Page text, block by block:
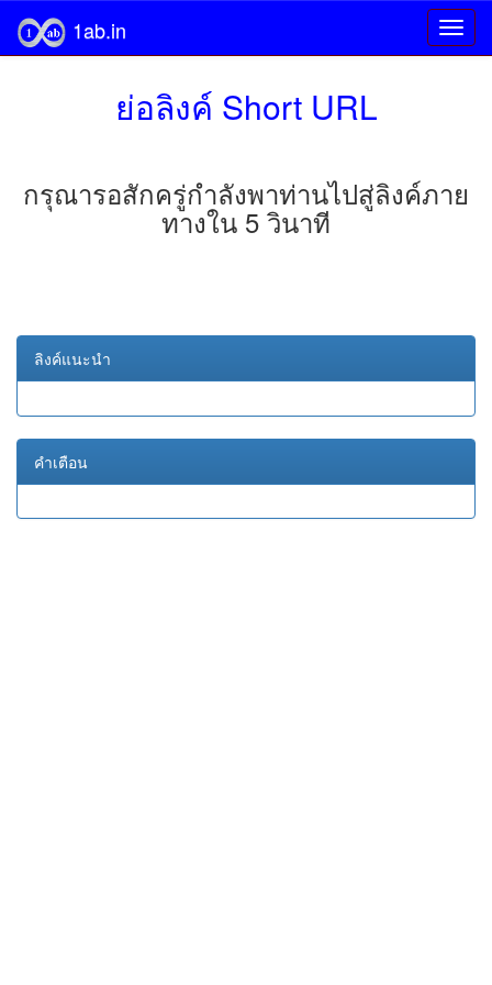
1ab.in
ย่อลิงค์ Short URL
กรุณารอสักครู่กำลังพาท่านไปสู่ลิงค์ภาย
ทางใน 5 วินาที
ลิงค์แนะนำ
คำเตือน